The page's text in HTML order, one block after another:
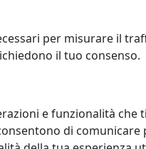
Viciani
per misurare il
il tuo consenso.
e funzionalità che
di comunicare